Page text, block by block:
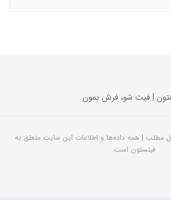
| فیت شو، فرش بمون
| همه داده‌ها و اطلاعات این سایت متعلق به
فیتستون است.